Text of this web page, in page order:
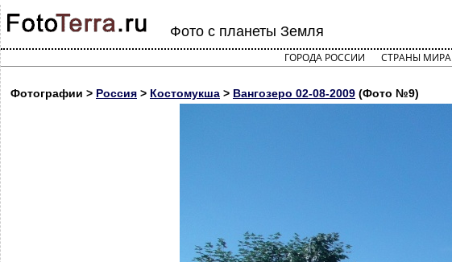
Фото с планеты Земля
ГОРОДА РОССИИ СТРАНЫ МИРА
Фотографии > Россия > Костомукша > Вангозеро 02-08-2009 (Фото №9)